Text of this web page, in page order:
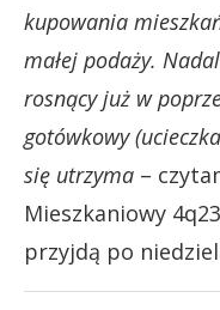
kupowania
małej podaży.
rosnący już w
gotówkowy
się utrzyma –
Mieszkaniowy
przyjdą po